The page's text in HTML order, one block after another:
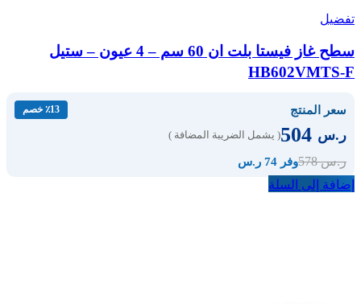
تفضيل
سطح غاز فيستا بلت ان 60 سم – 4 عيون – ستيل
HB602VMTS-F
سعر المنتج ٪13 خصم
ر.س ( يشمل الضريبة المضافة )
ر.س578 وفر 74 ر.س
إضافة إلى السلة